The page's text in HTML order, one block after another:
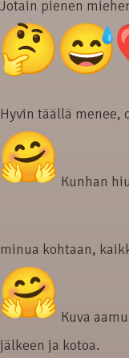
Jotain pienen
Hyvin täällä menee,
Kunhan
minua kohtaan,
Kuva
jälkeen ja kotoa.